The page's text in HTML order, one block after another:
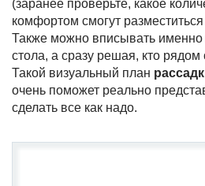
(заранее проверьте, какое
комфортом смогут
Также можно вписывать именно
стола, а сразу решая, кто рядом
Такой визуальный план
очень поможет реально
сделать все как надо.